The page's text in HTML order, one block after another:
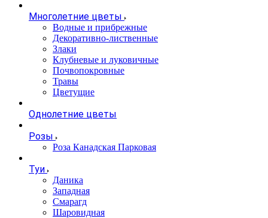
Многолетние цветы
Водные и прибрежные
Декоративно-лиственные
Злаки
Клубневые и луковичные
Почвопокровные
Травы
Цветущие
Однолетние цветы
Розы
Роза Канадская Парковая
Туи
Даника
Западная
Смарагд
Шаровидная